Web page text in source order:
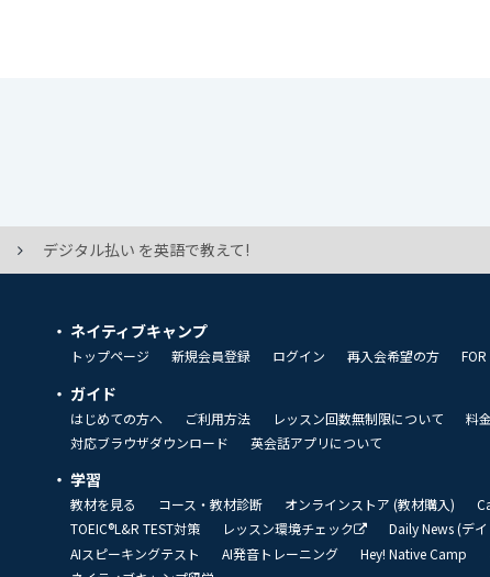
デジタル払い を英語で教えて!
ネイティブキャンプ
トップページ 新規会員登録 ログイン 再入会希望の方
ガイド
はじめての方へ ご利用方法 レッスン回数無制限について 料
対応ブラウザダウンロード
英会話アプリについて
学習
教材を見る コース・教材診断 オンラインストア (教材購入)
TOEIC®L&R TEST対策
レッスン環境チェック Daily News (デ
AIスピーキングテスト
AI発音トレーニング Hey! Native Camp